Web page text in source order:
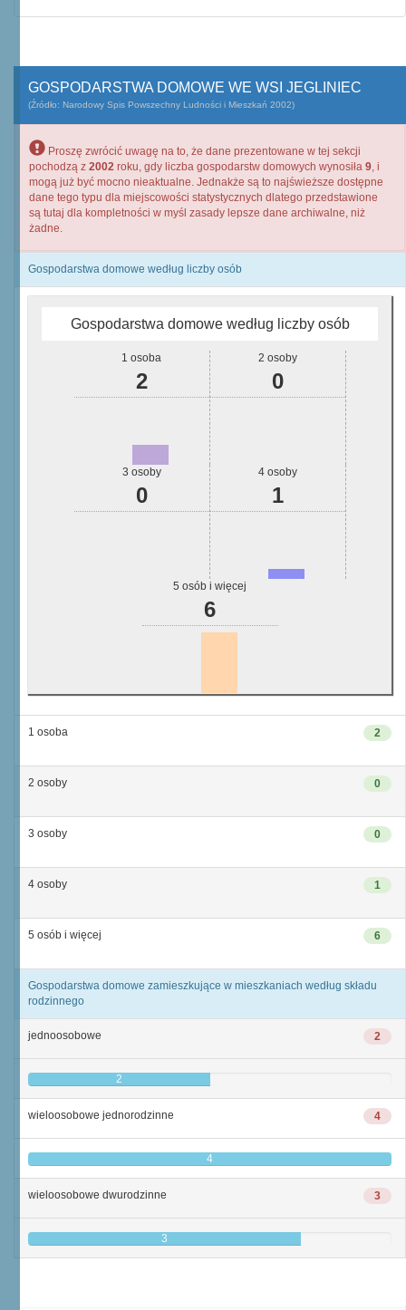
GOSPODARSTWA DOMOWE WE WSI JEGLINIEC
(Źródło: Narodowy Spis Powszechny Ludności i Mieszkań 2002)
Proszę zwrócić uwagę na to, że dane prezentowane w tej sekcji
pochodzą z 2002 roku, gdy liczba gospodarstw domowych wynosiła 9, i
mogą już być mocno nieaktualne. Jednakże są to najświeższe dostępne
dane tego typu dla miejscowości statystycznych dlatego przedstawione
są tutaj dla kompletności w myśl zasady lepsze dane archiwalne, niż
żadne.
Gospodarstwa domowe według liczby osób
Gospodarstwa domowe według liczby osób
1 osoba
2
2 osoby
0
3 osoby
0
4 osoby
1
5 osób i więcej
6
2
1 osoba
0
2 osoby
0
3 osoby
1
4 osoby
6
5 osób i więcej
Gospodarstwa domowe zamieszkujące w mieszkaniach według składu
rodzinnego
2
jednoosobowe
2
4
wieloosobowe jednorodzinne
4
3
wieloosobowe dwurodzinne
3